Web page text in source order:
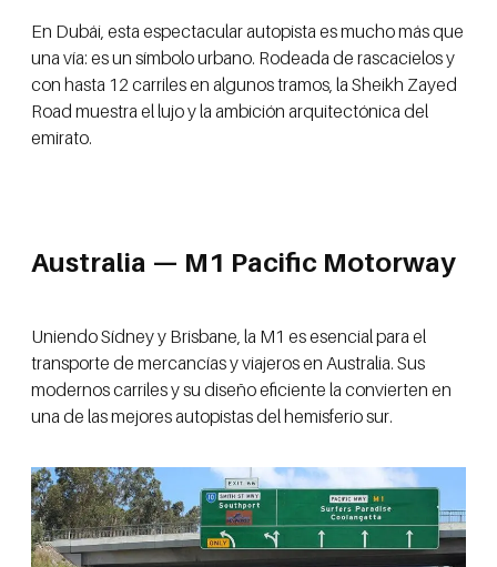
En Dubái, esta espectacular autopista es mucho más que
una vía: es un símbolo urbano. Rodeada de rascacielos y
con hasta 12 carriles en algunos tramos, la Sheikh Zayed
Road muestra el lujo y la ambición arquitectónica del
emirato.
Australia — M1 Pacific Motorway
Uniendo Sídney y Brisbane, la M1 es esencial para el
transporte de mercancías y viajeros en Australia. Sus
modernos carriles y su diseño eficiente la convierten en
una de las mejores autopistas del hemisferio sur.